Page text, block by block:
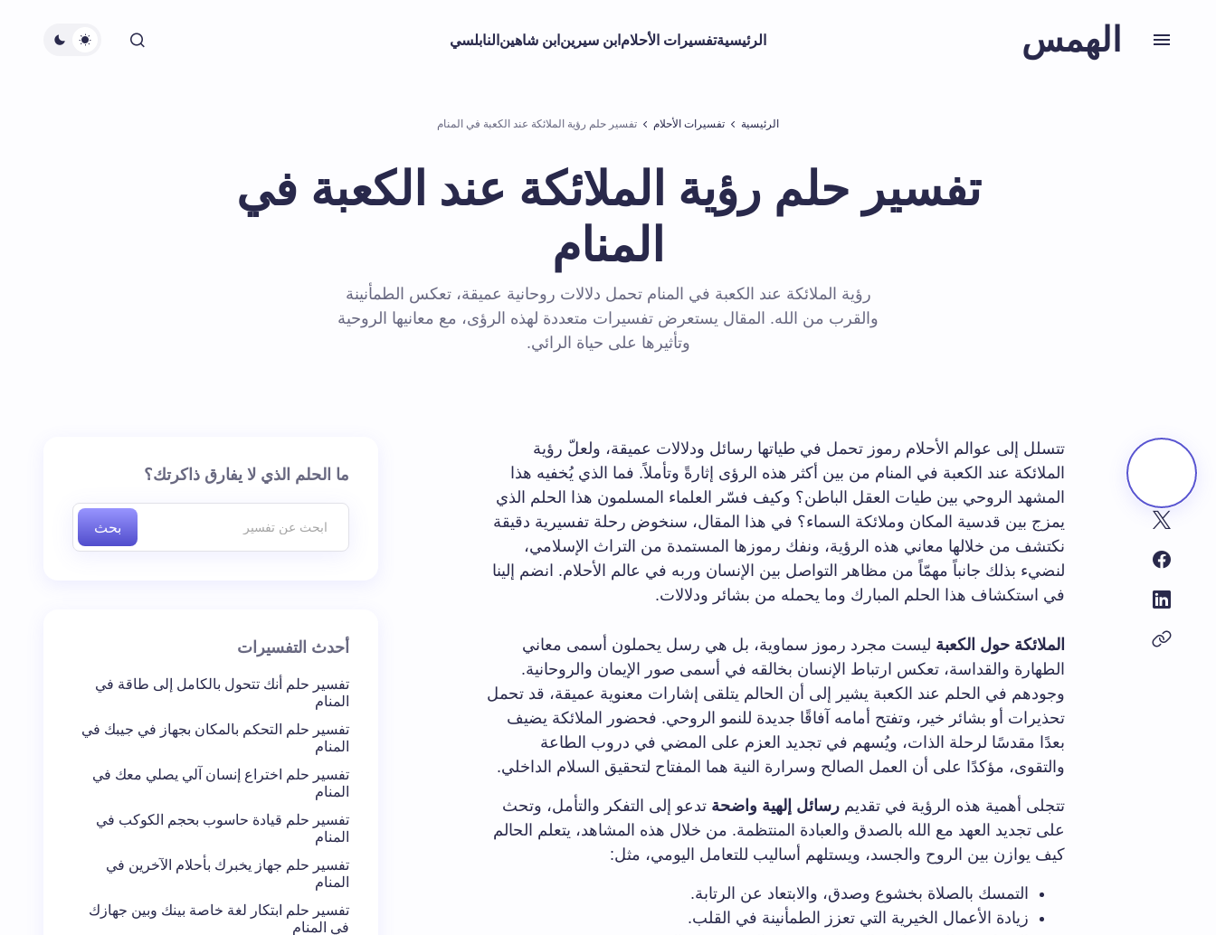
الهمس الرئيسيةتفسيرات الأحلام ابن سيرين ابن شاهين النابلسي
الرئيسية تفسيرات الأحلام تفسير حلم رؤية الملائكة عند الكعبة في المنام
تفسير حلم رؤية الملائكة عند الكعبة في
المنام
رؤية الملائكة عند الكعبة في المنام تحمل دلالات روحانية عميقة، تعكس الطمأنينة
والقرب من الله. المقال يستعرض تفسيرات متعددة لهذه الرؤى، مع معانيها الروحية
وتأثيرها على حياة الرائي.
تتسلل إلى عوالم الأحلام رموز تحمل في طياتها رسائل ودلالات عميقة، ولعلّ رؤية
الملائكة عند الكعبة في المنام من بين أكثر هذه الرؤى إثارةً وتأملاً. فما الذي يُخفيه هذا
المشهد الروحي بين طيات العقل الباطن؟ وكيف فسّر العلماء المسلمون هذا الحلم الذي
يمزج بين قدسية المكان وملائكة السماء؟ في هذا المقال، سنخوض رحلة تفسيرية دقيقة
نكتشف من خلالها معاني هذه الرؤية، ونفك رموزها المستمدة من التراث الإسلامي،
لنضيء بذلك جانباً مهمّاً من مظاهر التواصل بين الإنسان وربه في عالم الأحلام. انضم إلينا
في استكشاف هذا الحلم المبارك وما يحمله من بشائر ودلالات.
الملائكة حول الكعبة ليست مجرد رموز سماوية، بل هي رسل يحملون أسمى معاني
الطهارة والقداسة، تعكس ارتباط الإنسان بخالقه في أسمى صور الإيمان والروحانية.
وجودهم في الحلم عند الكعبة يشير إلى أن الحالم يتلقى إشارات معنوية عميقة، قد تحمل
تحذيرات أو بشائر خير، وتفتح أمامه آفاقًا جديدة للنمو الروحي. فحضور الملائكة يضيف
بعدًا مقدسًا لرحلة الذات، ويُسهم في تجديد العزم على المضي في دروب الطاعة
والتقوى، مؤكدًا على أن العمل الصالح وسرارة النية هما المفتاح لتحقيق السلام الداخلي.
تتجلى أهمية هذه الرؤية في تقديم رسائل إلهية واضحة تدعو إلى التفكر والتأمل، وتحث
على تجديد العهد مع الله بالصدق والعبادة المنتظمة. من خلال هذه المشاهد، يتعلم الحالم
كيف يوازن بين الروح والجسد، ويستلهم أساليب للتعامل اليومي، مثل:
التمسك بالصلاة بخشوع وصدق، والابتعاد عن الرتابة.
زيادة الأعمال الخيرية التي تعزز الطمأنينة في القلب.
ما الحلم الذي لا يفارق ذاكرتك؟
بحث
أحدث التفسيرات
تفسير حلم أنك تتحول بالكامل إلى طاقة في
المنام
تفسير حلم التحكم بالمكان بجهاز في جيبك في
المنام
تفسير حلم اختراع إنسان آلي يصلي معك في
المنام
تفسير حلم قيادة حاسوب بحجم الكوكب في
المنام
تفسير حلم جهاز يخبرك بأحلام الآخرين في
المنام
تفسير حلم ابتكار لغة خاصة بينك وبين جهازك
في المنام